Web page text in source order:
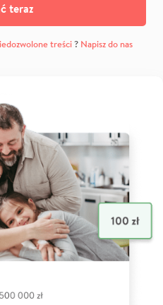
teraz
treści? Napisz do nas